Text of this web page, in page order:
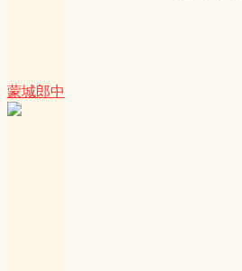
蒙城郎中